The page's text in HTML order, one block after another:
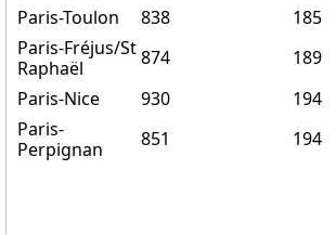
Paris-Toulon
838 185
Paris-Fréjus/St
Raphaël
874 189
Paris-Nice
930 194
Paris-
Perpignan
851 194